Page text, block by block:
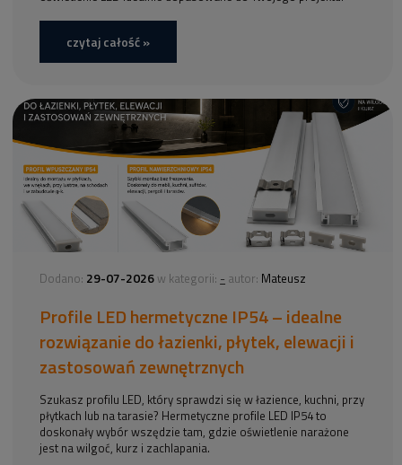
czytaj całość »
Dodano: 29-07-2026 w kategorii: - autor: Mateusz
Profile LED hermetyczne IP54 – idealne
rozwiązanie do łazienki, płytek, elewacji i
zastosowań zewnętrznych
Szukasz profilu LED, który sprawdzi się w łazience, kuchni, przy
płytkach lub na tarasie? Hermetyczne profile LED IP54 to
doskonały wybór wszędzie tam, gdzie oświetlenie narażone
jest na wilgoć, kurz i zachlapania.